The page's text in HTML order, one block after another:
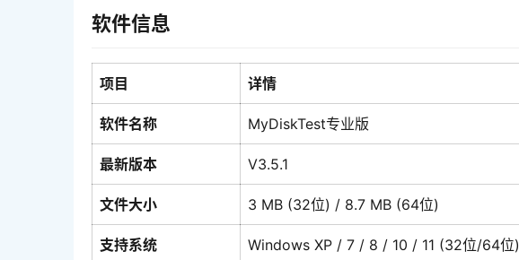
软件信息
项目 详情
软件名称 MyDiskTest专业版
最新版本 V3.5.1
文件大小 3 MB (32位) / 8.7 MB (64位)
支持系统 Windows XP / 7 / 8 / 10 / 11 (32位/64位)